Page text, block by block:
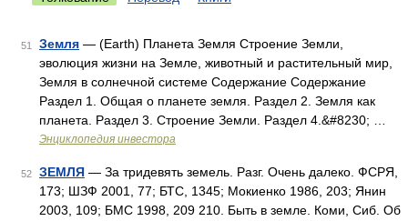
51 Земля — (Earth) Планета Земля Строение Земли,
эволюция жизни на Земле, животный и растительный мир,
Земля в солнечной системе Содержание Содержание
Раздел 1. Общая о планете земля. Раздел 2. Земля как
планета. Раздел 3. Строение Земли. Раздел 4.&#8230; …
Энциклопедия инвестора
52 ЗЕМЛЯ — За тридевять земель. Разг. Очень далеко. ФСРЯ,
173; ШЗФ 2001, 77; БТС, 1345; Мокиенко 1986, 203; Янин
2003, 109; БМС 1998, 209 210. Быть в земле. Коми, Сиб. Об